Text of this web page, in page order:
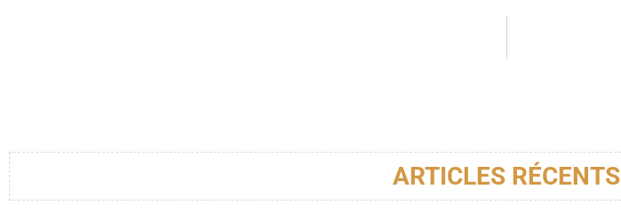
ARTICLES RÉCENTS